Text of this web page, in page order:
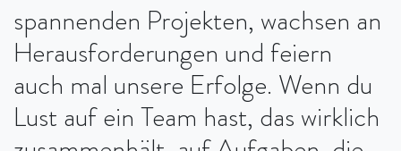
spannenden Projekten, wachsen an
Herausforderungen und feiern
auch mal unsere Erfolge. Wenn du
Lust auf ein Team hast, das wirklich